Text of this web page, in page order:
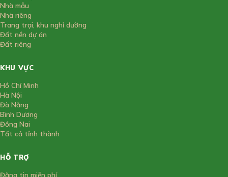
Nhà mẫu
Nhà riêng
Trang trại, khu nghỉ dưỡng
Đất nền dự án
Đất riêng
KHU VỰC
Hồ Chí Minh
Hà Nội
Đà Nẵng
Bình Dương
Đồng Nai
Tất cả tỉnh thành
HỖ TRỢ
Đăng tin miễn phí